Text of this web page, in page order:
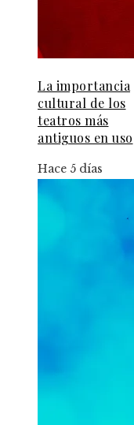
La importancia
cultural de los
teatros más
antiguos en uso
Hace 5 días